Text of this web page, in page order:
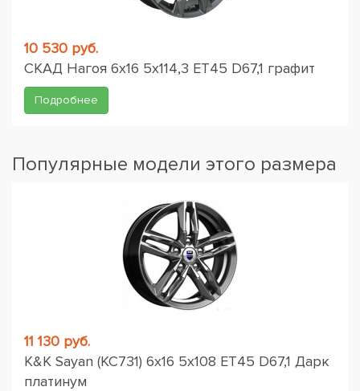
10 530 руб.
СКАД Нагоя 6x16 5x114,3 ET45 D67,1 графит
Подробнее
Популярные модели этого размера
11 130 руб.
K&K Sayan (КС731) 6x16 5x108 ET45 D67,1 Дарк
платинум